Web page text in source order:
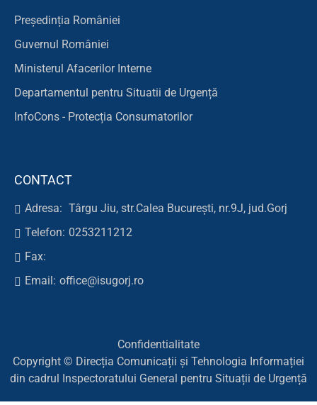
Președinția României
Guvernul României
Ministerul Afacerilor Interne
Departamentul pentru Situatii de Urgență
InfoCons - Protecția Consumatorilor
CONTACT
Adresa: Târgu Jiu, str.Calea București, nr.9J, jud.Gorj
Telefon: 0253211212
Fax:
Email: office@isugorj.ro
Confidentialitate
Copyright © Direcția Comunicații și Tehnologia Informației
din cadrul Inspectoratului General pentru Situații de Urgență